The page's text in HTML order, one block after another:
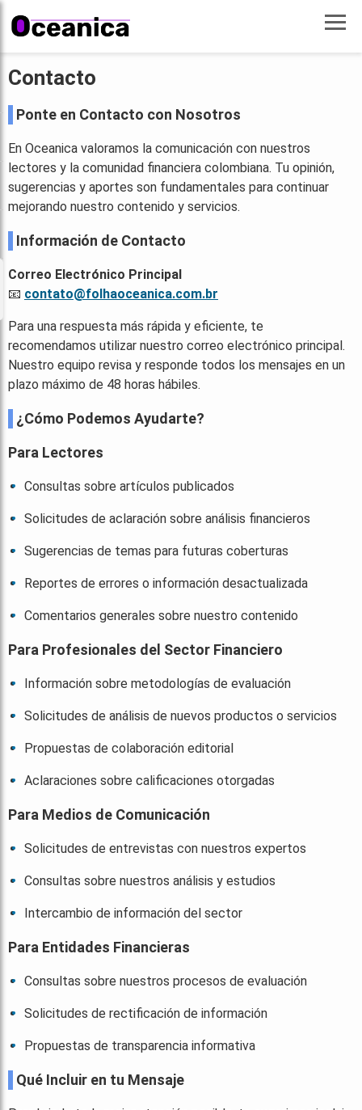
Contacto
Ponte en Contacto con Nosotros
En Oceanica valoramos la comunicación con nuestros
lectores y la comunidad financiera colombiana. Tu opinión,
sugerencias y aportes son fundamentales para continuar
mejorando nuestro contenido y servicios.
Información de Contacto
Correo Electrónico Principal
📧 contato@folhaoceanica.com.br
Para una respuesta más rápida y eficiente, te
recomendamos utilizar nuestro correo electrónico principal.
Nuestro equipo revisa y responde todos los mensajes en un
plazo máximo de 48 horas hábiles.
¿Cómo Podemos Ayudarte?
Para Lectores
Consultas sobre artículos publicados
Solicitudes de aclaración sobre análisis financieros
Sugerencias de temas para futuras coberturas
Reportes de errores o información desactualizada
Comentarios generales sobre nuestro contenido
Para Profesionales del Sector Financiero
Información sobre metodologías de evaluación
Solicitudes de análisis de nuevos productos o servicios
Propuestas de colaboración editorial
Aclaraciones sobre calificaciones otorgadas
Para Medios de Comunicación
Solicitudes de entrevistas con nuestros expertos
Consultas sobre nuestros análisis y estudios
Intercambio de información del sector
Para Entidades Financieras
Consultas sobre nuestros procesos de evaluación
Solicitudes de rectificación de información
Propuestas de transparencia informativa
Qué Incluir en tu Mensaje